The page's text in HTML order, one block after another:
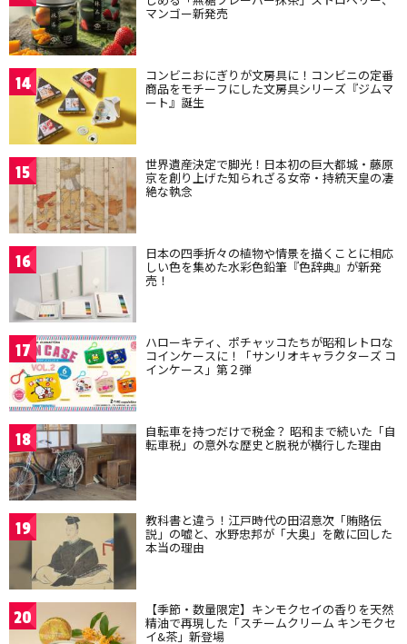
マンゴー新発売
14 コンビニおにぎりが文房具に！コンビニの定番
商品をモチーフにした文房具シリーズ『ジムマ
ート』誕生
15 世界遺産決定で脚光！日本初の巨大都城・藤原
京を創り上げた知られざる女帝・持統天皇の凄
絶な執念
16 日本の四季折々の植物や情景を描くことに相応
しい色を集めた水彩色鉛筆『色辞典』が新発
売！
17 ハローキティ、ポチャッコたちが昭和レトロな
コインケースに！「サンリオキャラクターズ コ
インケース」第２弾
18 自転車を持つだけで税金？ 昭和まで続いた「自
転車税」の意外な歴史と脱税が横行した理由
19 教科書と違う！江戸時代の田沼意次「賄賂伝
説」の嘘と、水野忠邦が「大奥」を敵に回した
本当の理由
20 【季節・数量限定】キンモクセイの香りを天然
精油で再現した「スチームクリーム キンモクセ
イ&茶」新登場